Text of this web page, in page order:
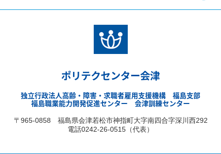
ポリテクセンター会津
独立行政法人高齢・障害・求職者雇用支援機構 福島支部
福島職業能力開発促進センター 会津訓練センター
〒965-0858 福島県会津若松市神指町大字南四合字深川西292
電話0242-26-0515（代表）